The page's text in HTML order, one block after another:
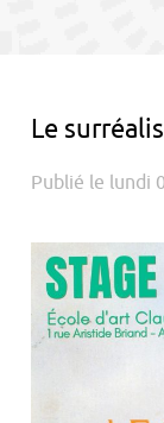
Le
Publié le lundi